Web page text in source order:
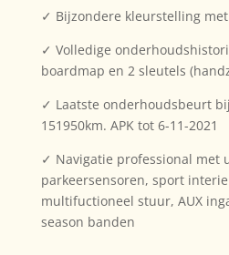
✓ Bijzondere kleurstelling
✓ Volledige
boardmap en 2 sleutels
✓ Laatste onderhoudsbeurt
151950km. APK tot 6-11-2021
✓ Navigatie professional met
parkeersensoren, sport
multifuctioneel stuur, AUX
season banden